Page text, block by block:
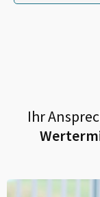
Ihr